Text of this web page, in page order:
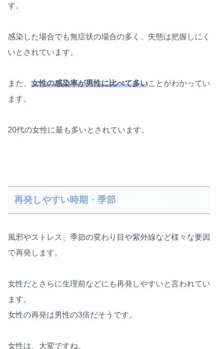
す。
感染した場合でも無症状の場合の多く、失態は把握しにく
いとされています。
また、 女性の感染率が男性に比べて多いことがわかってい
ます。
20代の女性に最も多いとされています。
再発しやすい時期・季節
風邪やストレス、季節の変わり目や紫外線など様々な要因
で再発します。
女性だとさらに生理前などにも再発しやすいと言われてい
ます。
女性の再発は男性の3倍だそうです。
女性は、大変ですね。